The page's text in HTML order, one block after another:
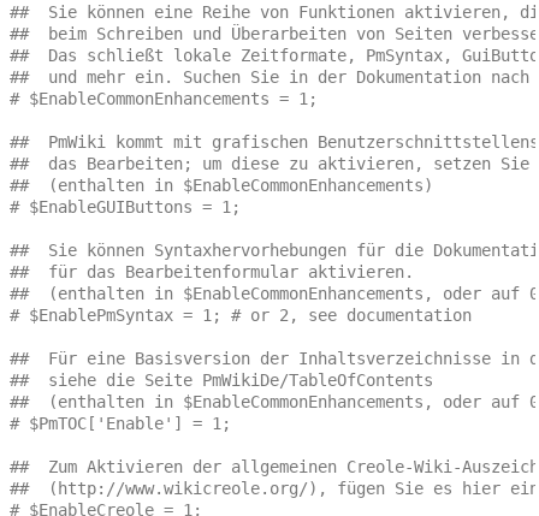
##  Sie können eine Reihe von Funktionen aktivieren,
##  beim Schreiben und Überarbeiten von Seiten
##  Das schließt lokale Zeitformate, PmSyntax,
##  und mehr ein. Suchen Sie in der Dokumentation
# $EnableCommonEnhancements = 1;
##  PmWiki kommt mit grafischen
##  das Bearbeiten; um diese zu aktivieren, setzen Sie
##  (enthalten in $EnableCommonEnhancements)
# $EnableGUIButtons = 1;
##  Sie können Syntaxhervorhebungen für die
##  für das Bearbeitenformular aktivieren.
##  (enthalten in $EnableCommonEnhancements, oder
# $EnablePmSyntax = 1; # or 2, see documentation
##  Für eine Basisversion der Inhaltsverzeichnisse in
##  siehe die Seite PmWikiDe/TableOfContents
##  (enthalten in $EnableCommonEnhancements, oder
# $PmTOC['Enable'] = 1;
##  Zum Aktivieren der allgemeinen Creole-Wiki-
##  (http://www.wikicreole.org/), fügen Sie es hier
# $EnableCreole = 1;